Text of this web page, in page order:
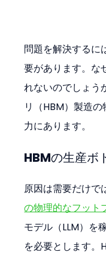
問題を解決するに
要があります。な
れないのでしょう
リ（HBM）製造
力にあります。
HBMの生産ボ
原因は需要だけで
の物理的なフット
モデル（LLM）を
を必要とします。